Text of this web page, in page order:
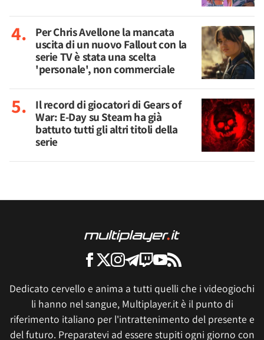
Per Chris Avellone la mancata
uscita di un nuovo Fallout con la
serie TV è stata una scelta
'personale', non commerciale
Il record di giocatori di Gears of
War: E-Day su Steam ha già
battuto tutti gli altri titoli della
serie
Dedicato cervello e anima a tutti quelli che i videogiochi
li hanno nel sangue, Multiplayer.it è il punto di
riferimento italiano per l'intrattenimento del presente e
del futuro. Preparatevi ad essere stupiti ogni giorno con